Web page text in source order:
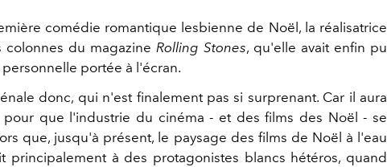
comédie romantique lesbienne de Noël, la réalisatrice
colonnes du magazine Rolling Stones, qu'elle avait enfin pu
portée à l'écran.
donc, qui n'est finalement pas si surprenant. Car il aura
que l'industrie du cinéma - et des films des Noël - se
que, jusqu'à présent, le paysage des films de Noël à l'eau
principalement à des protagonistes blancs hétéros, quand